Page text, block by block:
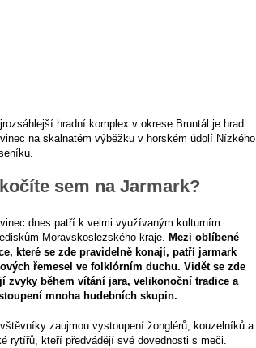
hradní komplex v okrese Bruntál je hrad
na skalnatém výběžku v horském údolí Nízkého
sem na Jarmark?
dnes patří k velmi využívaným kulturním
Moravskoslezského kraje. Mezi oblíbené
které se zde pravidelně konají, patří jarmark
řemesel ve folklórním duchu. Vidět se zde
zvyky během vítání jara, velikonoční tradice a
mnoha hudebních skupin.
zaujmou vystoupení žonglérů, kouzelníků a
rytířů, kteří předvádějí své dovednosti s meči.